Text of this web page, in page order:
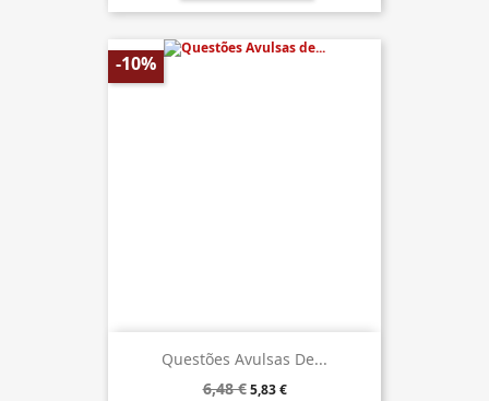
Questões Avulsas De...
6,48 € 5,83 €
-10%